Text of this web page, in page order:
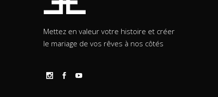
Mettez en valeur votre histoire et créer
le mariage de vos rêves à nos côtés